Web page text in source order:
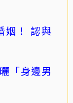
姻！ 認與
「身邊男